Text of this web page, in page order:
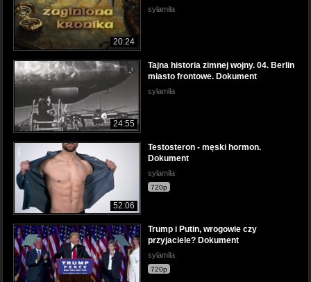
20:24
sylamila
24:55
Tajna historia zimnej wojny. 04. Berlin
miasto frontowe. Dokument
sylamila
52:06
Testosteron - męski hormon.
Dokument
sylamila
720p
Trump i Putin, wrogowie czy
przyjaciele? Dokument
sylamila
720p